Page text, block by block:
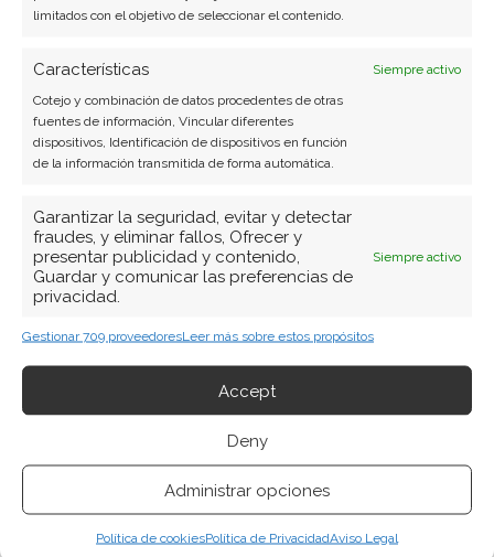
limitados con el objetivo de seleccionar el contenido.
Características
Siempre activo
Cotejo y combinación de datos procedentes de otras
fuentes de información, Vincular diferentes
dispositivos, Identificación de dispositivos en función
de la información transmitida de forma automática.
Garantizar la seguridad, evitar y detectar
fraudes, y eliminar fallos, Ofrecer y
presentar publicidad y contenido,
Guardar y comunicar las preferencias de
privacidad.
Siempre activo
Gestionar 709 proveedoresLeer más sobre estos propósitos
Accept
Deny
Administrar opciones
Política de cookiesPolítica de PrivacidadAviso Legal